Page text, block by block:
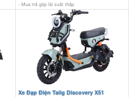
- Mua trả góp lãi suất thấp
Xe Đạp Điện Tailg Discovery X51